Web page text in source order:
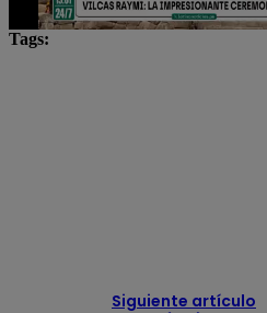
Tags:
Siguiente artículo